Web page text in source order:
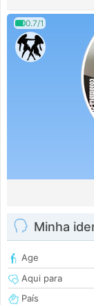
0.7/1
Minha
Age
Aqui para
País